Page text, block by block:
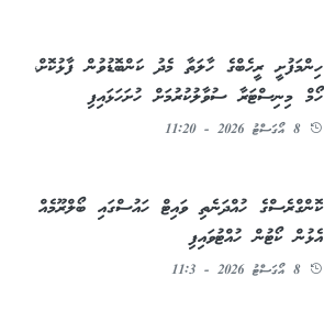
ހިންމަފުށީ ރީހެބްގެ ހާލަތާ މެދު ކަންބޮޑުވުން ފާޅުކޮށް،
ހޯމް މިނިސްޓަރާ ސުވާލުކުރުމަށް ހުށަހަޅައިފި
8 އޯގަސްޓު 2026 - 11:20
ކޮންގްރެސްގެ ހުއްދަނެތި ވައިޓް ހައުސްގައި ބޯލްރޫމެއް
އެޅުން ކޯޓުން ހުއްޓުވައިފި
8 އޯގަސްޓު 2026 - 11:3